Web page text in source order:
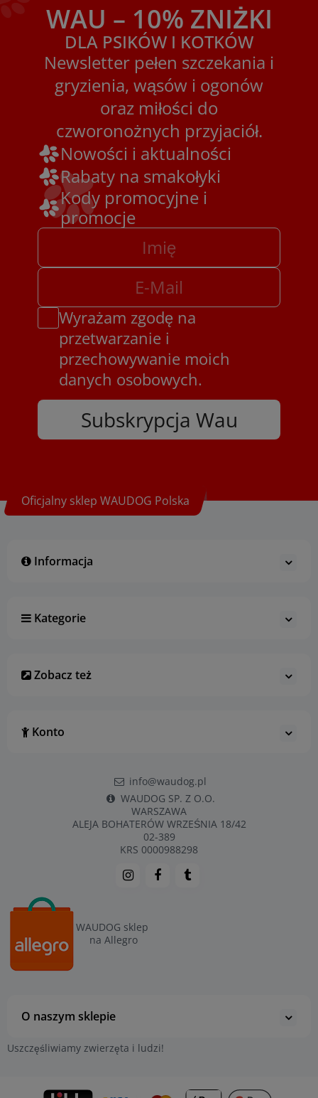
WAU – 10% ZNIŻKI
DLA PSIKÓW I KOTKÓW
Newsletter pełen szczekania i
gryzienia, wąsów i ogonów
oraz miłości do
czworonożnych przyjaciół.
Nowości i aktualności
Rabaty na smakołyki
Kody promocyjne i
promocje
Subskrypcja Wau
Wyrażam zgodę na
przetwarzanie i
przechowywanie moich
danych osobowych.
Oficjalny sklep WAUDOG Polska
Informacja
Kategorie
Zobacz też
Konto
info@waudog.pl
WAUDOG SP. Z O.O.
WARSZAWA
ALEJA BOHATERÓW WRZEŚNIA 18/42
02-389
KRS 0000988298
WAUDOG sklep
na Allegro
O naszym sklepie
Uszczęśliwiamy zwierzęta i ludzi!